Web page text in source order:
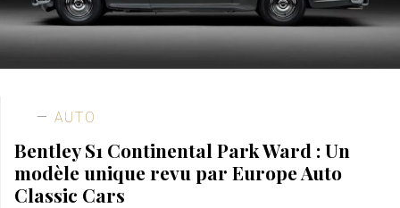
AUTO
Bentley S1 Continental Park Ward : Un
modèle unique revu par Europe Auto
Classic Cars